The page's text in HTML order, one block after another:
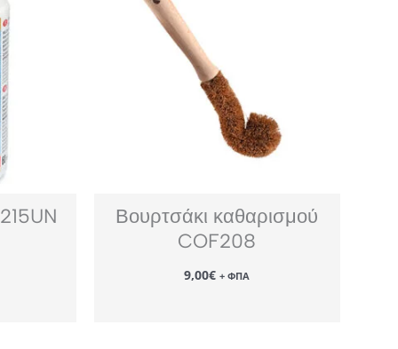
Βουρτσάκι καθαρισμού
COF208
9,00€ + ΦΠΑ